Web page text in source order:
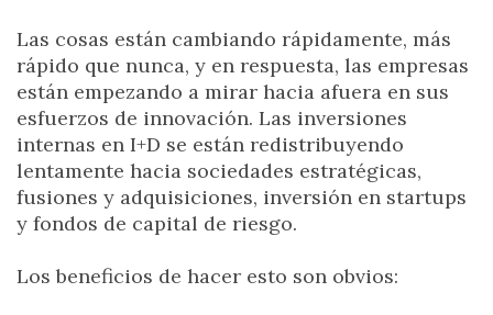
Las cosas están cambiando rápidamente, más
rápido que nunca, y en respuesta, las empresas
están empezando a mirar hacia afuera en sus
esfuerzos de innovación. Las inversiones
internas en I+D se están redistribuyendo
lentamente hacia sociedades estratégicas,
fusiones y adquisiciones, inversión en startups
y fondos de capital de riesgo.
Los beneficios de hacer esto son obvios: